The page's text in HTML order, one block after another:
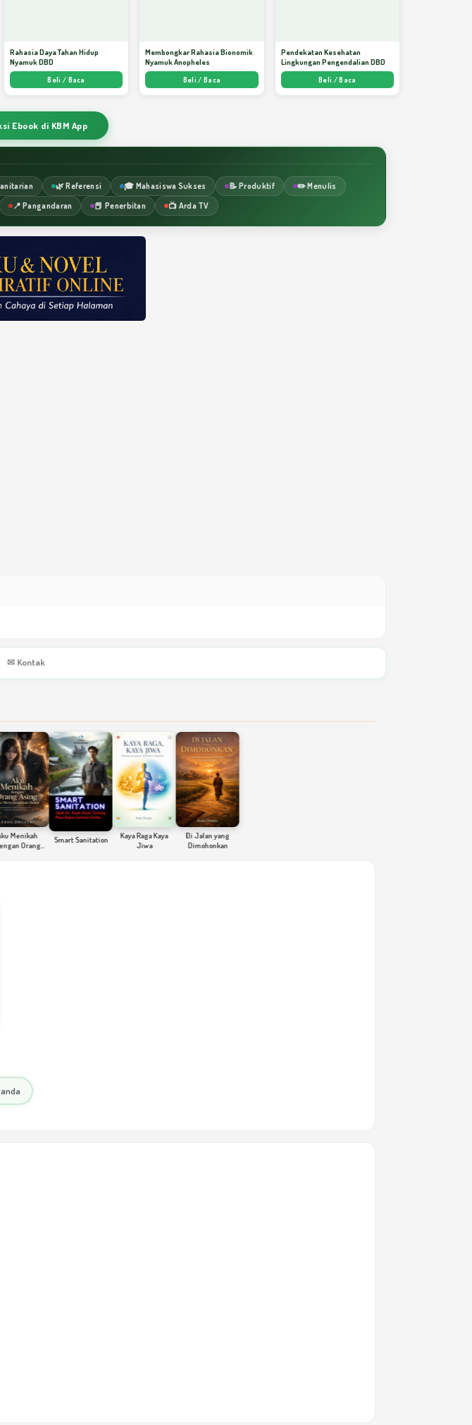
Rahasia Daya Tahan Hidup
Nyamuk DBD
Beli / Baca
Membongkar Rahasia Bionomik
Nyamuk Anopheles
Beli / Baca
Pendekatan Kesehatan
Lingkungan Pengendalian DBD
Beli / Baca
Ebook di KBM App
🌿 Referensi 🎓 Mahasiswa Sukses 📝 Produktif
✏️ Menulis
📍 Pangandaran 📕 Penerbitan 📺 Arda TV
✉ Kontak
Orang
Smart Sanitation
Kaya Raga Kaya
Jiwa
Di Jalan yang
Dimohonkan